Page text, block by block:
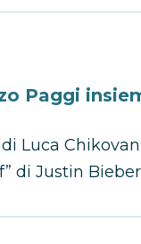
Paggi
di Luca
di Justin